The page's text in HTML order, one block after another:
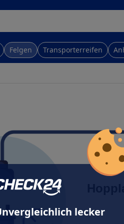
lecker
Felgen Transporterreifen